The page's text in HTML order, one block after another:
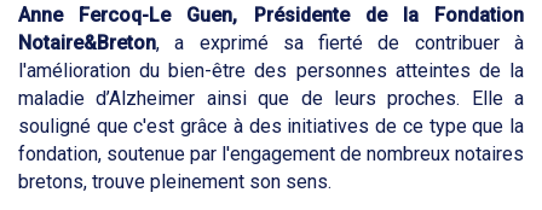
Anne Fercoq-Le Guen, Présidente de la Fondation
Notaire&Breton, a exprimé sa fierté de contribuer à
l'amélioration du bien-être des personnes atteintes de la
maladie d’Alzheimer ainsi que de leurs proches. Elle a
souligné que c'est grâce à des initiatives de ce type que la
fondation, soutenue par l'engagement de nombreux notaires
bretons, trouve pleinement son sens.